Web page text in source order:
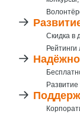
Скидка в
Надёжно